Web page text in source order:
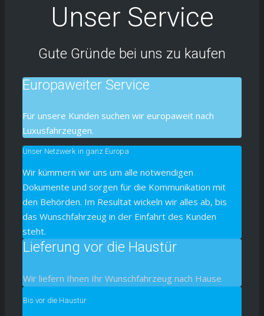
Unser Service
Gute Gründe bei uns zu kaufen
Europaweiter Service
Für unsere Kunden suchen wir europaweit nach
Luxusfahrzeugen.
Unser Netzwerk in ganz Europa
Wir kümmern wir uns um alle notwendigen
Dokumente und sorgen für die Kommunikation mit
den Behörden. Im Resultat wickeln wir alles ab, bis
das Wunschfahrzeug in der Einfahrt des Kunden
steht.
Lieferung vor die Haustür
Wir liefern Ihnen Ihr Wunschfahrzeug nach Hause
Bis vor die Haustür